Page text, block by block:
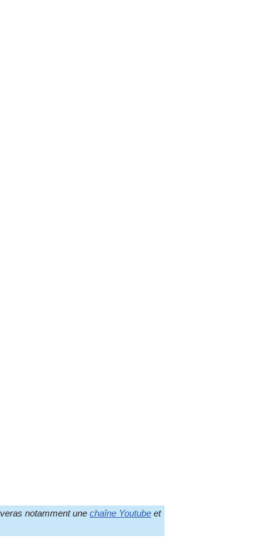
notamment unechaîne Youtube et